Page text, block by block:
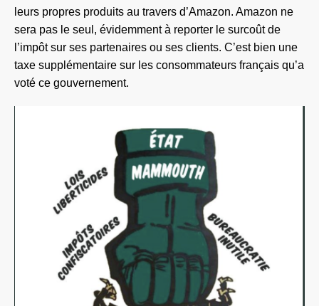
leurs propres produits au travers d’Amazon. Amazon ne
sera pas le seul, évidemment à reporter le surcoût de
l’impôt sur ses partenaires ou ses clients. C’est bien une
taxe supplémentaire sur les consommateurs français qu’a
voté ce gouvernement.